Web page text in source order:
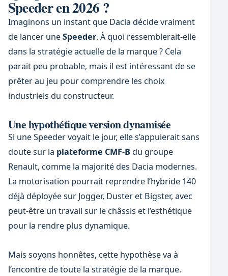
Speeder en 2026 ?
Imaginons un instant que Dacia décide vraiment
de lancer uneSpeeder. À quoi ressemblerait-elle
dans la stratégie actuelle de la marque ? Cela
parait peu probable, mais il est intéressant de se
prêter au jeu pour comprendre les choix
industriels du constructeur.
Une hypothétique version dynamisée
Si une Speeder voyait le jour, elle s’appuierait sans
doute sur la plateforme CMF-B du groupe
Renault, comme la majorité des Dacia modernes.
La motorisation pourrait reprendre l’hybride 140
déjà déployée sur Jogger, Duster et Bigster, avec
peut-être un travail sur le châssis et l’esthétique
pour la rendre plus dynamique.
Mais soyons honnêtes, cette hypothèse va à
l’encontre de toute la stratégie de la marque.